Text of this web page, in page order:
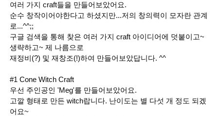
여러 가지 craft들을 만들어보았어요.
순수 창작이어야한다고 하셨지만...저의 창의력이 모자란 관계
로...^^;;
구글 검색을 통해 찾은 여러 가지 craft 아이디어에 덧붙이고~
생략하고~ 제 나름으로
재정비(?) 및 재창조(!)하여 만들어보았답니다. ^^
#1 Cone Witch Craft
우선 주인공인 'Meg'를 만들어보았어요.
고깔 형태로 만든 witch랍니다. 난이도는 별 다섯 개 정도 되겠
어요~